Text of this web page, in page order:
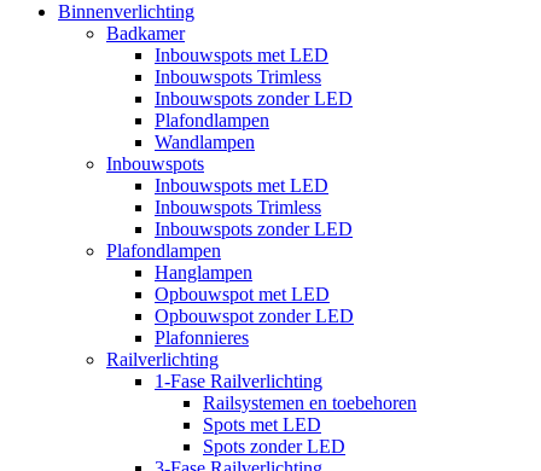
Binnenverlichting
Badkamer
Inbouwspots met LED
Inbouwspots Trimless
Inbouwspots zonder LED
Plafondlampen
Wandlampen
Inbouwspots
Inbouwspots met LED
Inbouwspots Trimless
Inbouwspots zonder LED
Plafondlampen
Hanglampen
Opbouwspot met LED
Opbouwspot zonder LED
Plafonnieres
Railverlichting
1-Fase Railverlichting
Railsystemen en toebehoren
Spots met LED
Spots zonder LED